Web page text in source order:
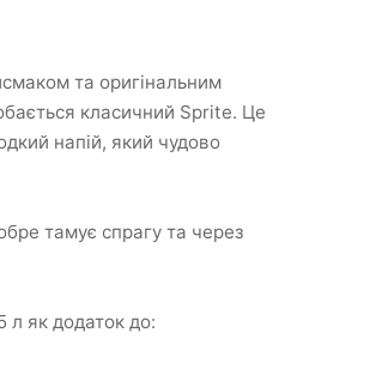
та оригінальним
класичний Sprite. Це
напій, який чудово
тамує спрагу та через
л як додаток до: